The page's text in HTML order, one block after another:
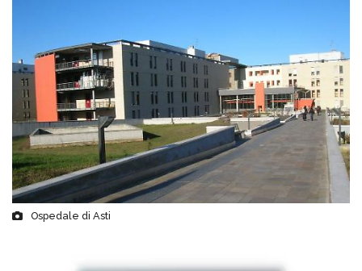
Ospedale di Asti